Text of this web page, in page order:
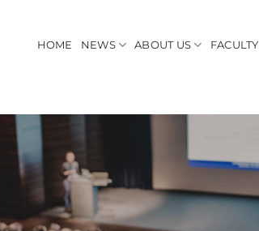
HOME NEWS ABOUT US FACULTY